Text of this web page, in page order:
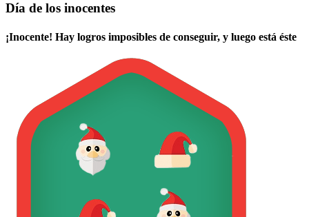
Día de los inocentes
¡Inocente! Hay logros imposibles de conseguir, y luego está éste